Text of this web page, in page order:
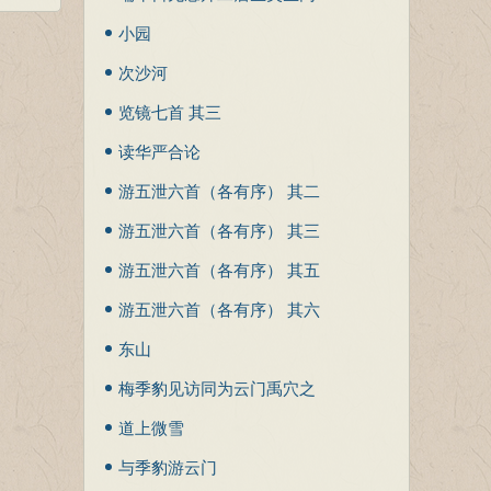
集斋中偶看坡公汁
小园
次沙河
览镜七首 其三
读华严合论
游五泄六首（各有序） 其二
第五泄
游五泄六首（各有序） 其三
白龙井
游五泄六首（各有序） 其五
紫阆
游五泄六首（各有序） 其六
玉京洞
东山
梅季豹见访同为云门禹穴之
游诗赠其行
道上微雪
与季豹游云门